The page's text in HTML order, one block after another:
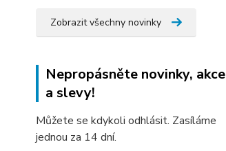
Zobrazit všechny novinky
Nepropásněte novinky, akce
a slevy!
Můžete se kdykoli odhlásit. Zasíláme
jednou za 14 dní.